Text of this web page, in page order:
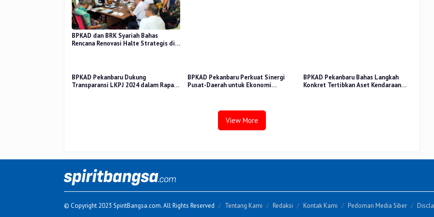
BPKAD dan BRK Syariah Bahas
Rencana Renovasi Halte Strategis di
BPKAD Pekanbaru Dukung
Transparansi LKPJ 2024 dalam Rapat
BPKAD Pekanbaru Perkuat Sinergi
Pusat-Daerah untuk Ekonomi
BPKAD Pekanbaru Bahas Langkah
Konkret Tertibkan Aset Kendaraan
View More
© Copyright 2023 SpiritBangsa.com. All Rights Reserved Tentang Kami Redaksi Kontak Kami Pedoman Media Siber